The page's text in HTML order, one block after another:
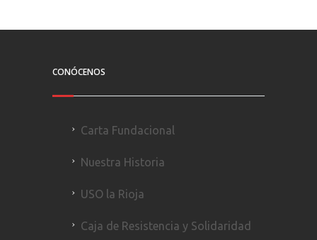
CONÓCENOS
Carta Fundacional
Nuestra Historia
USO la Rioja
Caja de Resistencia y Solidaridad